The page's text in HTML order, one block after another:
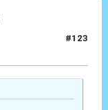
#123